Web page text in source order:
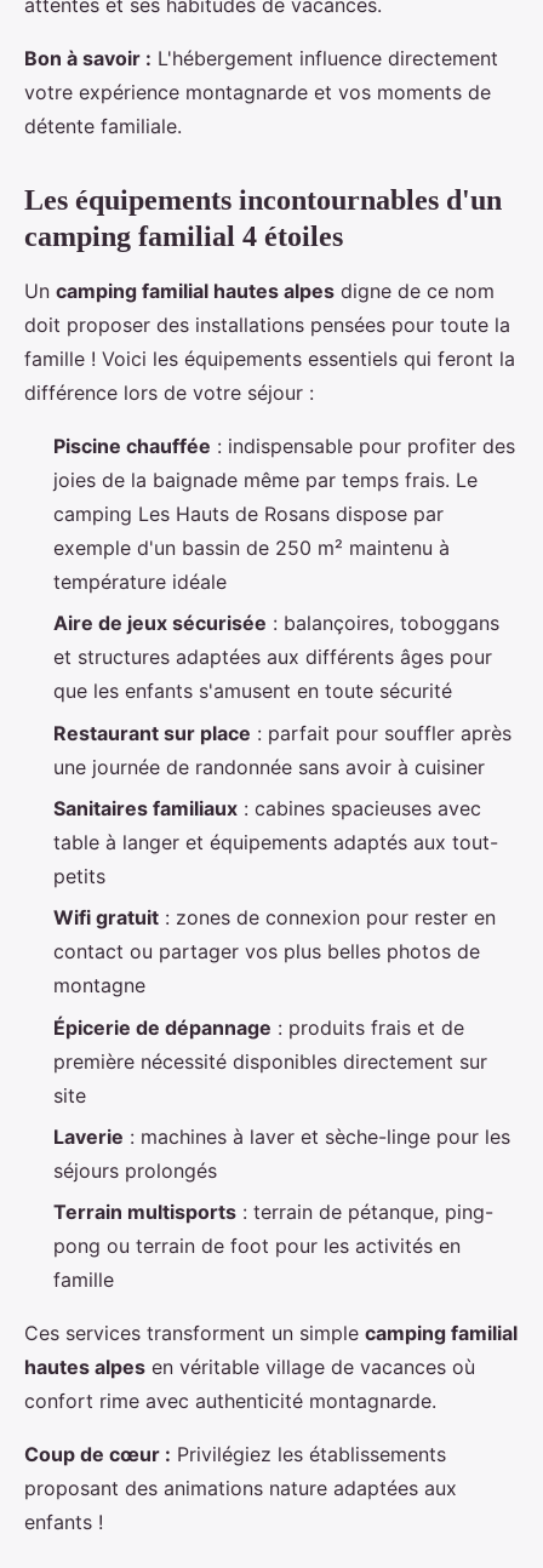
Bon à savoir : L'hébergement influence directement
votre expérience montagnarde et vos moments de
détente familiale.
Les équipements incontournables d'un
camping familial 4 étoiles
Un camping familial hautes alpes digne de ce nom
doit proposer des installations pensées pour toute la
famille ! Voici les équipements essentiels qui feront la
différence lors de votre séjour :
Piscine chauffée : indispensable pour profiter des
joies de la baignade même par temps frais. Le
camping Les Hauts de Rosans dispose par
exemple d'un bassin de 250 m² maintenu à
température idéale
Aire de jeux sécurisée : balançoires, toboggans
et structures adaptées aux différents âges pour
que les enfants s'amusent en toute sécurité
Restaurant sur place : parfait pour souffler après
une journée de randonnée sans avoir à cuisiner
Sanitaires familiaux : cabines spacieuses avec
table à langer et équipements adaptés aux tout-
petits
Wifi gratuit : zones de connexion pour rester en
contact ou partager vos plus belles photos de
montagne
Épicerie de dépannage : produits frais et de
première nécessité disponibles directement sur
site
Laverie : machines à laver et sèche-linge pour les
séjours prolongés
Terrain multisports : terrain de pétanque, ping-
pong ou terrain de foot pour les activités en
famille
Ces services transforment un simple camping familial
hautes alpes en véritable village de vacances où
confort rime avec authenticité montagnarde.
Coup de cœur : Privilégiez les établissements
proposant des animations nature adaptées aux
enfants !